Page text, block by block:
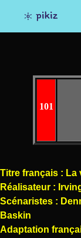
101
Titre français : La
Réalisateur :
Scénaristes :
Baskin
Adaptation